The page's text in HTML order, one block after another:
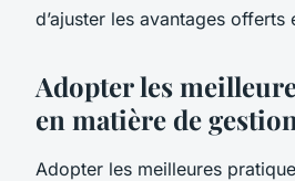
d’ajuster les avantages offerts
Adopter les
en matière de
Adopter les meilleures